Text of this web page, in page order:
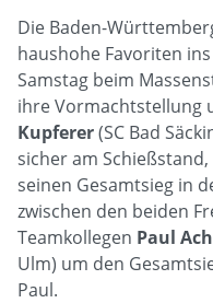
Die Baden-
haushohe Favoriten
Samstag beim
ihre Vormachtstellung
Kupferer(SC Bad
sicher am
seinen Gesamtsieg in
zwischen den beiden
Teamkollegen Paul
Ulm) um den
Paul.